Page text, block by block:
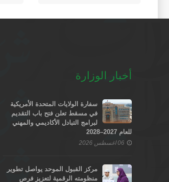
أخبار الوزارة
سفارة الولايات المتحدة الأمريكية
في مسقط تعلن فتح باب التقديم
لبرامج التبادل الأكاديمي والمهني
للعام 2027–2028
06 اغسطس 2026
مركز القبول الموحد يواصل تطوير
منظومته الرقمية لتعزيز فرص